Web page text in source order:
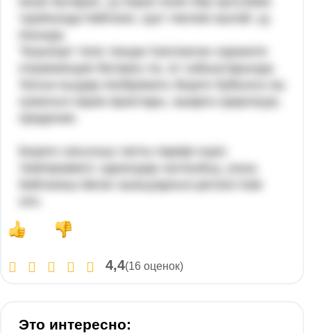
"Башҡорт теле танцах һаҡланған хәрәкәте
отражающие йүгереү ла, ат сабыштарында.
Биҙәге сағылыш тапты ғөрөф-ғәҙәт,
4,4(16 оценок)
Это интересно: